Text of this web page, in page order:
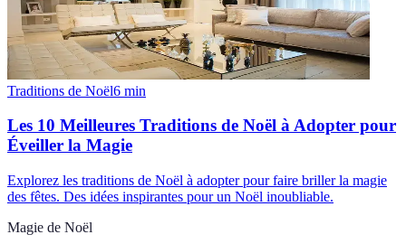
Traditions de Noël6 min
Les 10 Meilleures Traditions de Noël à Adopter pour
Éveiller la Magie
Explorez les traditions de Noël à adopter pour faire briller la magie
des fêtes. Des idées inspirantes pour un Noël inoubliable.
Magie de Noël